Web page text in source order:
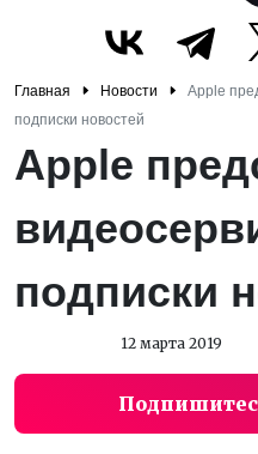
Главная Новости
Apple
подписки новостей
Apple
подписки
12 марта 2019